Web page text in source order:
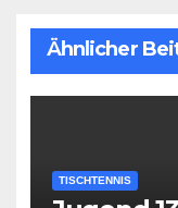
Ähnlicher
TISCHTENNIS